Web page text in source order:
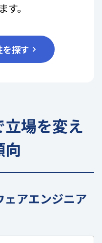
。
を探す
場を変え
向
アエンジニア